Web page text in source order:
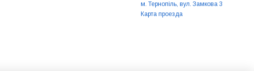
м. Тернопіль, вул. Замкова 3
Карта проезда